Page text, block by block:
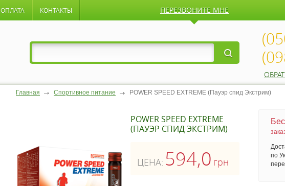
ОПЛАТА КОНТАКТЫ ПЕРЕЗВОНИТЕ МНЕ
Главная Спортивное питание POWER SPEED EXTREME (Пауэр спид Экстрим)
POWER SPEED EXTREME
(ПАУЭР СПИД ЭКСТРИМ)
ЦЕНА: 594,0 грн
по